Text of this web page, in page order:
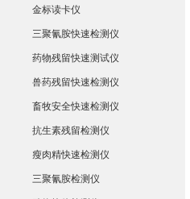
金标读卡仪
三聚氰胺快速检测仪
药物残留快速测试仪
兽药残留快速检测仪
畜牧安全快速检测仪
抗生素残留检测仪
瘦肉精快速检测仪
三聚氰胺检测仪